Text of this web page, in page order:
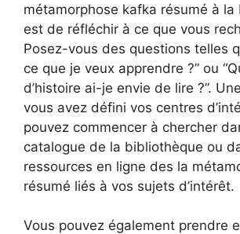
métamorphose kafka résumé à la
est de réfléchir à ce que vous
Posez-vous des questions telles
ce que je veux apprendre ?” ou
d’histoire ai-je envie de lire ?”.
vous avez défini vos centres
pouvez commencer à chercher
catalogue de la bibliothèque ou
ressources en ligne des la
résumé liés à vos sujets d’intérêt.
Vous pouvez également prendre